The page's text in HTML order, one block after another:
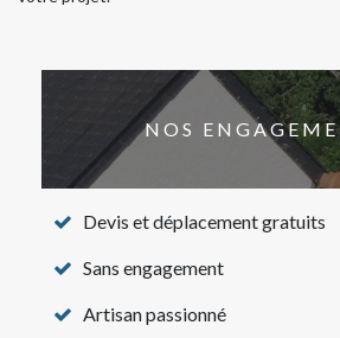
NOS
Devis et déplacement gratuits
Sans engagement
Artisan passionné